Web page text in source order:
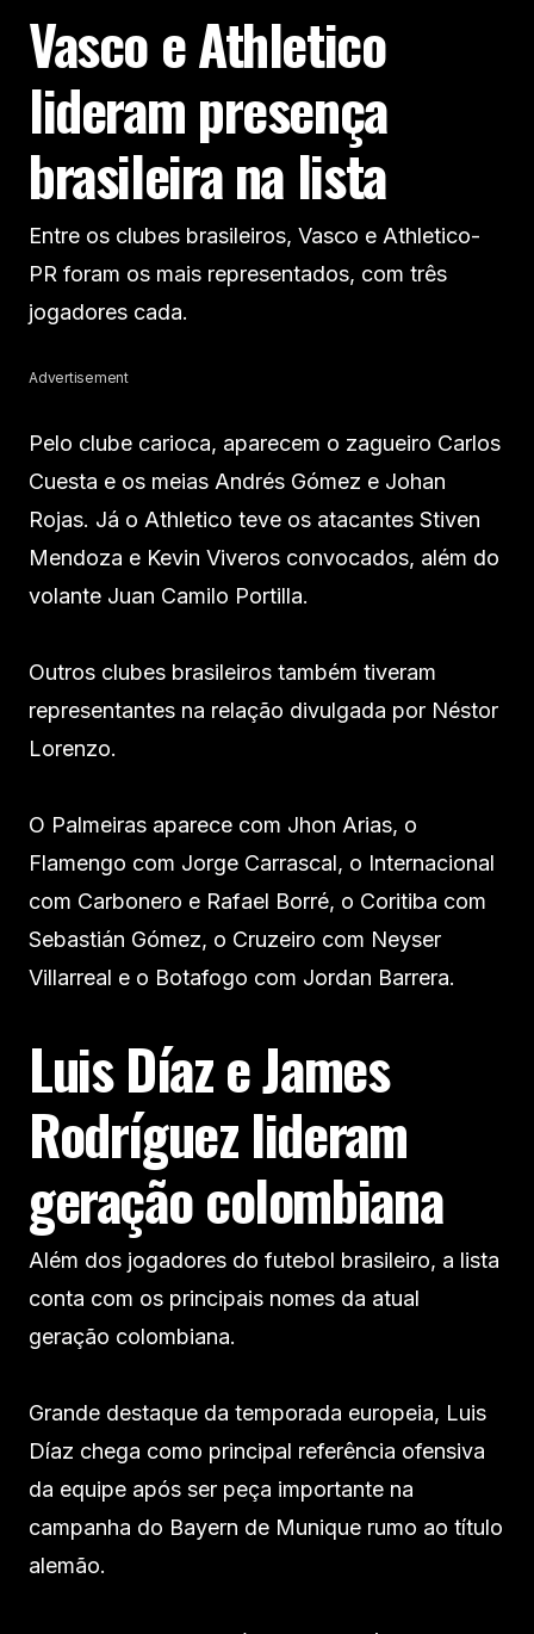
Vasco e Athletico
lideram presença
brasileira na lista
Entre os clubes brasileiros, Vasco e Athletico-
PR foram os mais representados, com três
jogadores cada.
Advertisement
Pelo clube carioca, aparecem o zagueiro Carlos
Cuesta e os meias Andrés Gómez e Johan
Rojas. Já o Athletico teve os atacantes Stiven
Mendoza e Kevin Viveros convocados, além do
volante Juan Camilo Portilla.
Outros clubes brasileiros também tiveram
representantes na relação divulgada por Néstor
Lorenzo.
O Palmeiras aparece com Jhon Arias, o
Flamengo com Jorge Carrascal, o Internacional
com Carbonero e Rafael Borré, o Coritiba com
Sebastián Gómez, o Cruzeiro com Neyser
Villarreal e o Botafogo com Jordan Barrera.
Luis Díaz e James
Rodríguez lideram
geração colombiana
Além dos jogadores do futebol brasileiro, a lista
conta com os principais nomes da atual
geração colombiana.
Grande destaque da temporada europeia, Luis
Díaz chega como principal referência ofensiva
da equipe após ser peça importante na
campanha do Bayern de Munique rumo ao título
alemão.